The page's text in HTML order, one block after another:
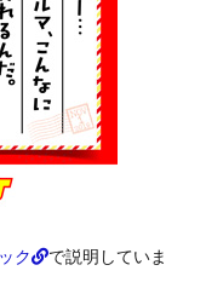
ク
で説明していま